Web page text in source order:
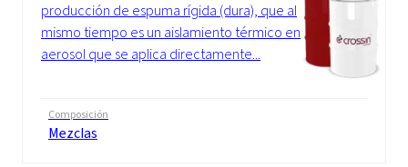
producción de espuma rígida (dura), que al
mismo tiempo es un aislamiento térmico en
aerosol que se aplica directamente...
Composición
Mezclas